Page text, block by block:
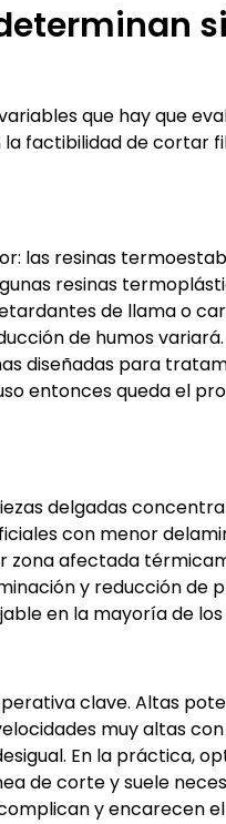
que hay que
factibilidad de cortar
las resinas
resinas
de llama o
de humos
diseñadas para
entonces queda el
delgadas
con menor
afectada
y reducción de
en la mayoría de los
clave. Altas
muy altas
En la práctica,
de corte y suele
y encarecen